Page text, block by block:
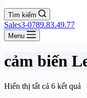
Tìm kiếm
Sales3-0789.83.49.77
Menu
cảm biến
Hiển thị tất cả 6 kết quả